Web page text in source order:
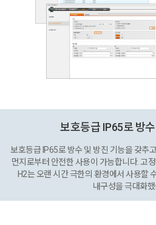
보호등급 IP65로 방
보호등급 IP65로 방수 및 방진 기능을 갖추
먼지로부터 안전한 사용이 가능합니다. 고
H2는 오랜 시간 극한의 환경에서 사용할
내구성을 극대화